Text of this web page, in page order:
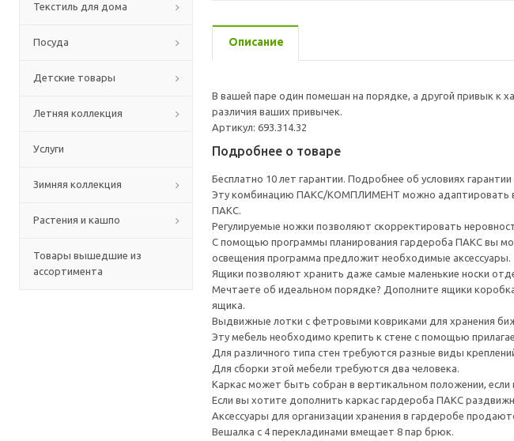
Текстиль для дома
Посуда
Детские товары
Летняя коллекция
Услуги
Зимняя коллекция
Растения и кашпо
Товары вышедшие из
ассортимента
Описание
В вашей паре один помешан на порядке, а другой привык к
различия ваших привычек.
Артикул: 693.314.32
Подробнее о товаре
Бесплатно 10 лет гарантии. Подробнее об условиях
Эту комбинацию ПАКС/КОМПЛИМЕНТ можно адаптировать в
ПАКС.
Регулируемые ножки позволяют скорректировать
С помощью программы планирования гардероба ПАКС вы
освещения программа предложит необходимые аксессуары.
Ящики позволяют хранить даже самые маленькие носки
Мечтаете об идеальном порядке? Дополните ящики
ящика.
Выдвижные лотки с фетровыми ковриками для хранения
Эту мебель необходимо крепить к стене с помощью
Для различного типа стен требуются разные виды
Для сборки этой мебели требуются два человека.
Каркас может быть собран в вертикальном положении, если
Если вы хотите дополнить каркас гардероба ПАКС
Аксессуары для организации хранения в гардеробе
Вешалка с 4 перекладинами вмещает 8 пар брюк.